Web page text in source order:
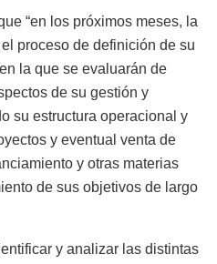
“en los próximos meses, la
proceso de definición de su
la que se evaluarán de
de su gestión y
su estructura operacional y
y eventual venta de
y otras materias
de sus objetivos de largo
y analizar las distintas